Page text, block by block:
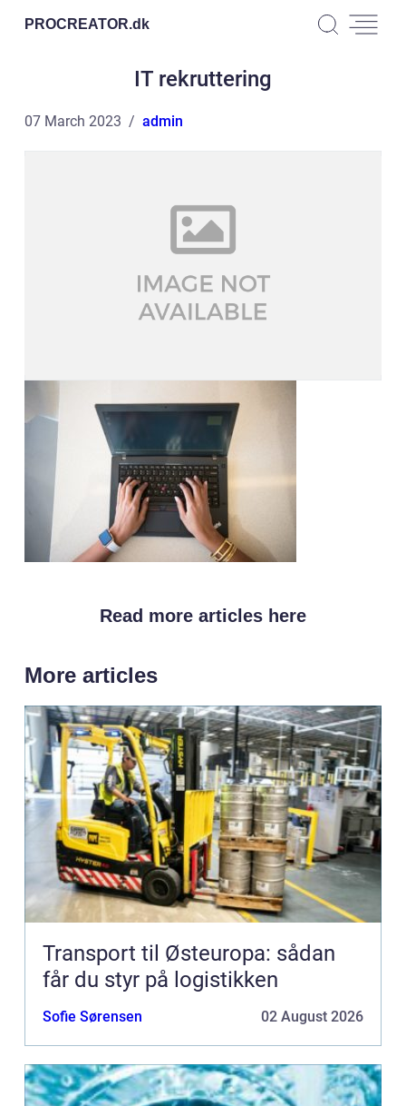
PROCREATOR.dk
IT rekruttering
07 March 2023 admin
Read more articles here
More articles
Transport til Østeuropa: sådan
får du styr på logistikken
Sofie Sørensen 02 August 2026